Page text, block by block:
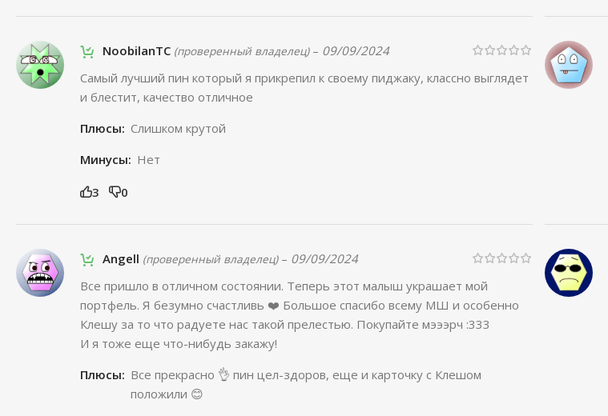
NoobilanTC (проверенный владелец) – 09/09/2024
Самый лучший пин который я прикрепил к своему пиджаку, классно выглядет
и блестит, качество отличное
Плюсы: Слишком крутой
Минусы: Нет
3 0
Angell (проверенный владелец) – 09/09/2024
Все пришло в отличном состоянии. Теперь этот малыш украшает мой
портфель. Я безумно счастливь ❤️ Большое спасибо всему МШ и особенно
Клешу за то что радуете нас такой прелестью. Покупайте мэээрч :333
И я тоже еще что-нибудь закажу!
Плюсы: Все прекрасно 👌 пин цел-здоров, еще и карточку с Клешом
положили 😊